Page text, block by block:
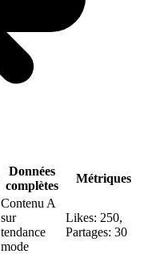
Données
complètes
Métriques
Contenu A
sur
tendance
mode
Likes: 250,
Partages: 30